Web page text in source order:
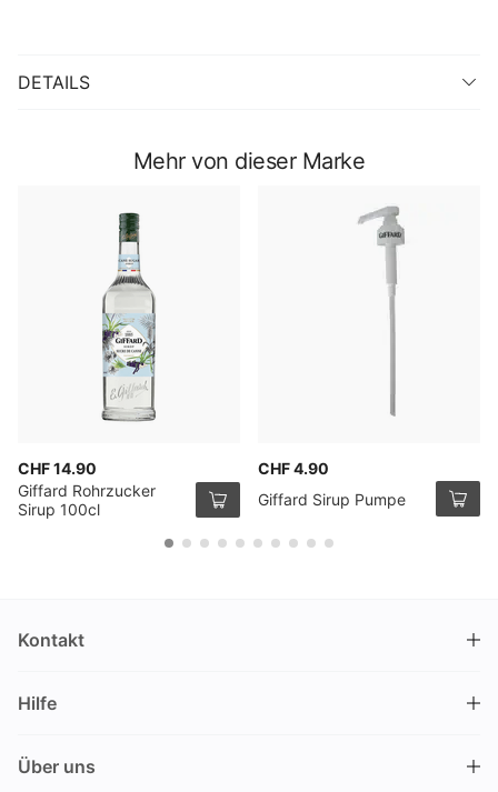
DETAILS
Mehr von dieser Marke
CHF 14.90
Giffard Rohrzucker
Sirup 100cl
CHF 4.90
Giffard Sirup Pumpe
Kontakt
Nüschelerstrasse 35
Schweiz
Hilfe
Über uns